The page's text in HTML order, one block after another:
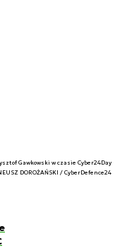
Gawkowski w czasie Cyber24Day
DOROŻAŃSKI / CyberDefence24